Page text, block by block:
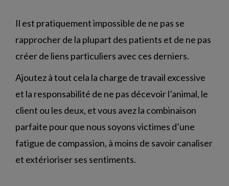
Il est pratiquement impossible de ne pas se
rapprocher de la plupart des patients et de ne pas
créer de liens particuliers avec ces derniers.
Ajoutez à tout cela la charge de travail excessive
et la responsabilité de ne pas décevoir l’animal, le
client ou les deux, et vous avez la combinaison
parfaite pour que nous soyons victimes d’une
fatigue de compassion, à moins de savoir canaliser
et extérioriser ses sentiments.